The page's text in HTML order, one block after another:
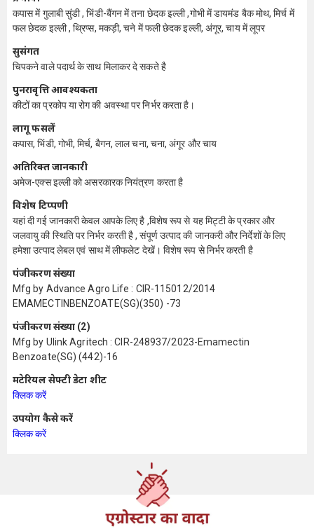
कपास में गुलाबी सुंडी , भिंडी-बैंगन में तना छेदक इल्ली ,गोभी में डायमंड बैक मोथ, मिर्च में
फल छेदक इल्ली , थ्रिप्स, मकड़ी, चने में फली छेदक इल्ली, अंगूर, चाय में लूपर
सुसंगत
चिपकने वाले पदार्थ के साथ मिलाकर दे सकते है
पुनरावृत्ति आवश्यकता
कीटों का प्रकोप या रोग की अवस्था पर निर्भर करता है।
लागू फसलें
कपास, भिंडी, गोभी, मिर्च, बैगन, लाल चना, चना, अंगूर और चाय
अतिरिक्त जानकारी
अमेज-एक्स इल्ली को असरकारक नियंत्रण करता है
विशेष टिप्पणी
यहां दी गई जानकारी केवल आपके लिए है ,विशेष रूप से यह मिट्टी के प्रकार और
जलवायु की स्थिति पर निर्भर करती है , संपूर्ण उत्पाद की जानकरी और निर्देशों के लिए
हमेशा उत्पाद लेबल एवं साथ में लीफलेट देखें। विशेष रूप से निर्भर करती है
पंजीकरण संख्या
Mfg by Advance Agro Life : CIR-115012/2014
EMAMECTINBENZOATE(SG)(350) -73
पंजीकरण संख्या (2)
Mfg by Ulink Agritech : CIR-248937/2023-Emamectin
Benzoate(SG) (442)-16
मटेरियल सेफ्टी डेटा शीट
क्लिक करें
उपयोग कैसे करें
क्लिक करें